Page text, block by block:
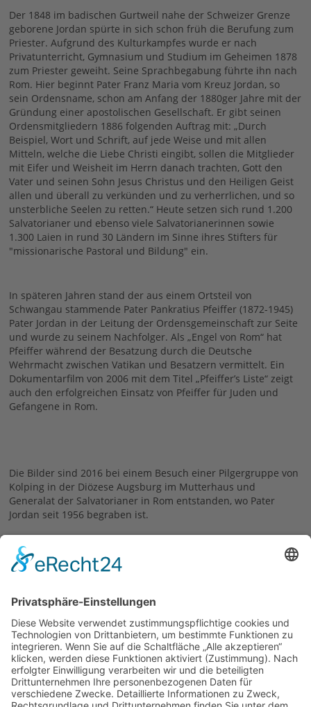
Der 1848 im badischen Gurtweil nahe der Schweizer Grenze
geborene Jordan spürte in sich schon früh die Berufung zum
Priester. Aufgrund des Kulturkampfes wurde er nach
Privatunterricht, Gymnasium und Studium im Geheimen 1878
zum Priester geweiht. Seine Sprachbegabung führte ihn nach
Rom. Hier beginnt Pater Franz Maria vom Kreuz Jordan, so
sein Ordensname, schon am Anfang der 1880ger Jahre mit der
Gründung einer apostolischen Gesellschaft. Er gibt seinen
Ordensmitgliedern 1886 folgenden Auftrag mit: „Durch
Beispiel, Wort und Schrift, auf jede Weise und mit allen
Mitteln, welche die Liebe Christi eingibt, sollen die Mitglieder
mit Eifer und Weisheit im Herrn danach trachten, Gott den
Vater und seinen Sohn Jesus Christus und den Heiligen Geist
allen und überall zu verkünden und zu verherrlichen, und so
unsterbliche Seelen zu retten.“ Heute setzen sich rund 1.200
Salvatorianer und ebenso viele Salvatorianerinnen sowie
1.300 Laien in rund 30 Ländern im Sinne ihres Stifters für
"missionarische Pastoral und Bildung" ein.
In späteren Jahren stand der aus einem Ortsteil von
Schwangau stammende Pater Pankratius Pfeiffer (1872-1945)
Pater Jordan in der Leitung der Ordensgemeinschaft zur Seite
und wurde zu seinem Nachfolger. Als „Engel von Rom“ hat
Pfeiffer während der Besatzung durch die Deutsche
Wehrmacht zwischen Vatikan und Besatzern vermittelt. Ein
Dokumentarfilm von 2006 mit dem Titel „Pfeiffer’s Liste“ zeigt
auch den erfolgreichen Einsatz von Pfeiffer für Juden und
Gefangene in Rom.
Die Bilder sind 2016 bei einem Besuch einer Pilgergruppe von
Kolping in der Diözese Augsburg im Mutterhaus und
Generalat der Salvatorianer in Rom entstanden, wo Pater
Jordan seit 1956 begraben ist.
07.09.2018
zurück
Links
Mehr zu Pater Jordan auf www.salvatorianer.de
KNA Artikel zum 100. Todestag auf www.katholisch.de